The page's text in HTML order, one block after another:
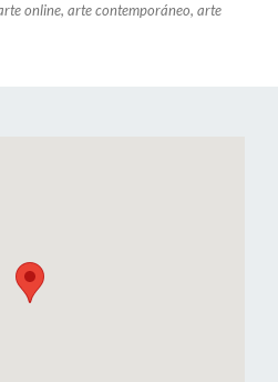
online, arte contemporáneo, arte